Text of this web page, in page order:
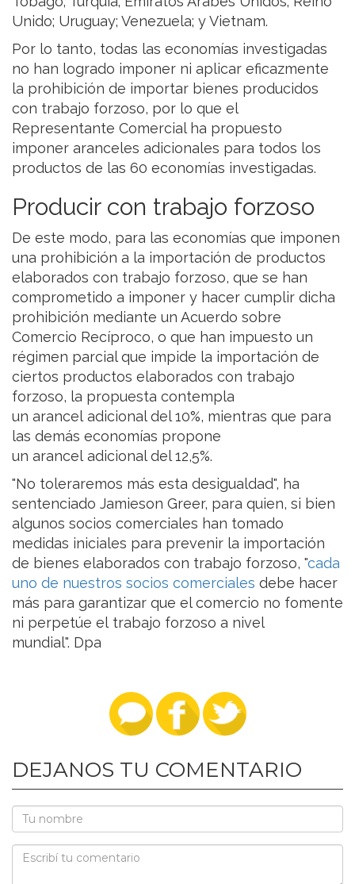
Unido; Uruguay; Venezuela; y Vietnam.
Por lo tanto, todas las economías investigadas
no han logrado imponer ni aplicar eficazmente
la prohibición de importar bienes producidos
con trabajo forzoso, por lo que el
Representante Comercial ha propuesto
imponer aranceles adicionales para todos los
productos de las 60 economías investigadas.
Producir con trabajo forzoso
De este modo, para las economías que imponen
una prohibición a la importación de productos
elaborados con trabajo forzoso, que se han
comprometido a imponer y hacer cumplir dicha
prohibición mediante un Acuerdo sobre
Comercio Recíproco, o que han impuesto un
régimen parcial que impide la importación de
ciertos productos elaborados con trabajo
forzoso, la propuesta contempla
un arancel adicional del 10%, mientras que para
las demás economías propone
un arancel adicional del 12,5%.
"No toleraremos más esta desigualdad", ha
sentenciado Jamieson Greer, para quien, si bien
algunos socios comerciales han tomado
medidas iniciales para prevenir la importación
de bienes elaborados con trabajo forzoso, "cada
uno de nuestros socios comerciales debe hacer
más para garantizar que el comercio no fomente
ni perpetúe el trabajo forzoso a nivel
mundial". Dpa
DEJANOS TU COMENTARIO